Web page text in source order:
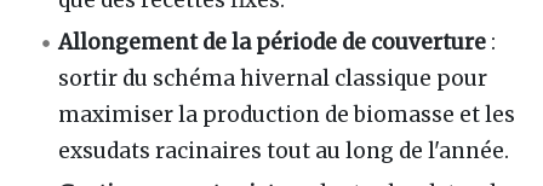
Allongement de la période de couverture :
sortir du schéma hivernal classique pour
maximiser la production de biomasse et les
exsudats racinaires tout au long de l'année.